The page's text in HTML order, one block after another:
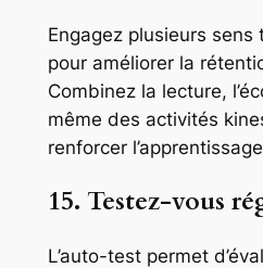
Engagez plusieurs
pour améliorer la
Combinez la lecture,
même des activités
renforcer
15. Testez-vous
L’auto-test permet